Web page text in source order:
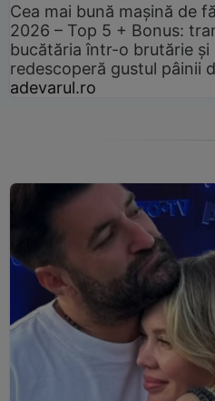
Cea mai bună mașină de
2026 – Top 5 + Bonus:
bucătăria într-o brutărie și
redescoperă gustul pâinii
adevarul.ro